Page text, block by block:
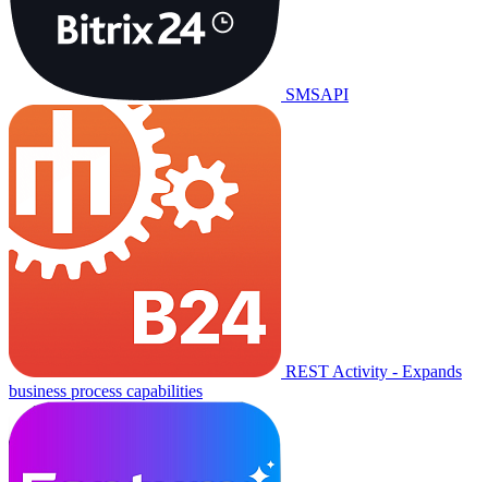
SMSAPI
REST Activity - Expands
business process capabilities